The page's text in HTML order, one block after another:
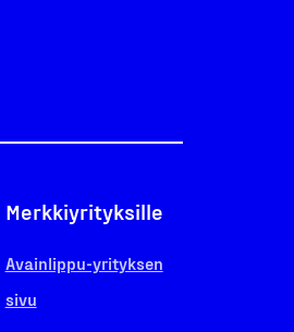
Merkkiyrityksille
Avainlippu-yrityksen
sivu